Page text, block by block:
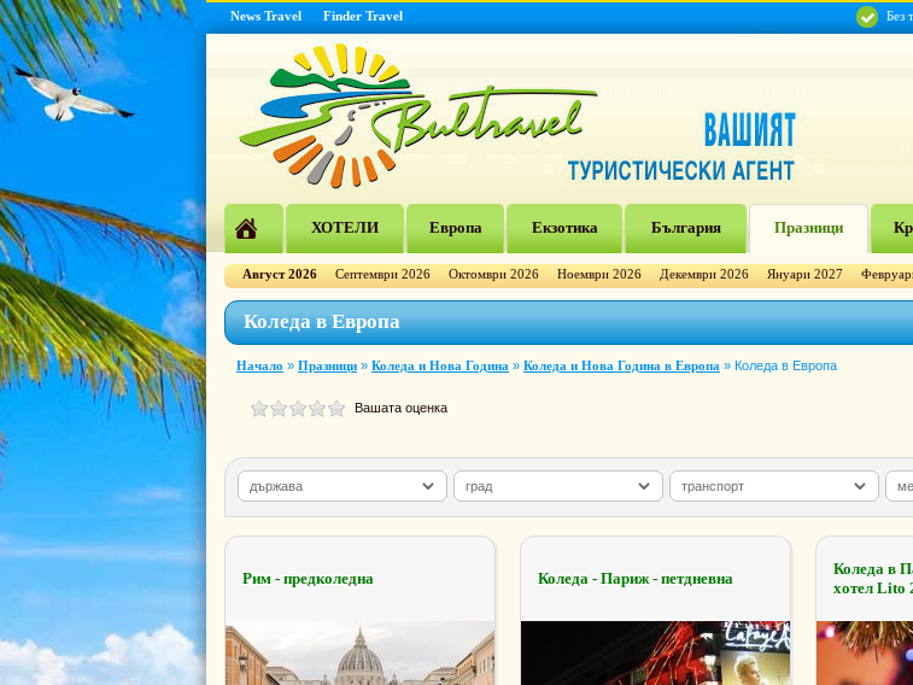
Без
News Travel Finder Travel
ХОТЕЛИ Европа Екзотика България Празници
Август 2026 Септември 2026 Октомври 2026 Ноември 2026 Декември 2026 Януари 2027
Коледа в Европа
Начало » Празници » Коледа и Нова Година » Коледа и Нова Година в Европа » Коледа в Европа
Вашата оценка
Рим - предколедна Коледа - Париж - петдневна
Коледа в
хотел Lito